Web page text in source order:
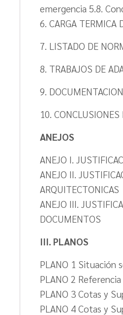
emergencia 5.8.
6. CARGA TERMICA
7. LISTADO DE
8. TRABAJOS DE
9.
10.
ANEJOS
ANEJO I.
ANEJO II.
ARQUITECTONICAS
ANEJO III.
DOCUMENTOS
III. PLANOS
PLANO 1 Situación
PLANO 2
PLANO 3 Cotas y
PLANO 4 Cotas y